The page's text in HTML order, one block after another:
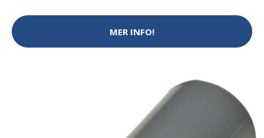
MER INFO!